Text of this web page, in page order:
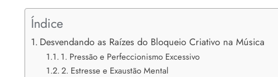
Índice
Desvendando as Raízes do Bloqueio Criativo na Música
1. Pressão e Perfeccionismo Excessivo
2. Estresse e Exaustão Mental